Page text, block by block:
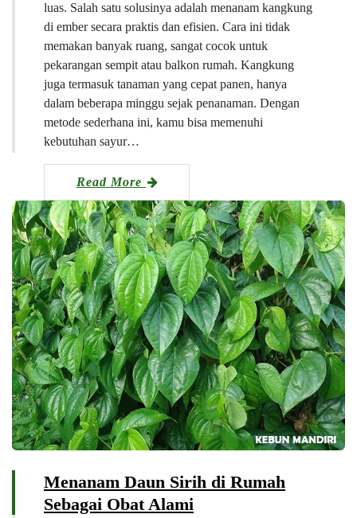
luas. Salah satu solusinya adalah menanam kangkung
di ember secara praktis dan efisien. Cara ini tidak
memakan banyak ruang, sangat cocok untuk
pekarangan sempit atau balkon rumah. Kangkung
juga termasuk tanaman yang cepat panen, hanya
dalam beberapa minggu sejak penanaman. Dengan
metode sederhana ini, kamu bisa memenuhi
kebutuhan sayur…
Read More
Menanam Daun Sirih di Rumah
Sebagai Obat Alami